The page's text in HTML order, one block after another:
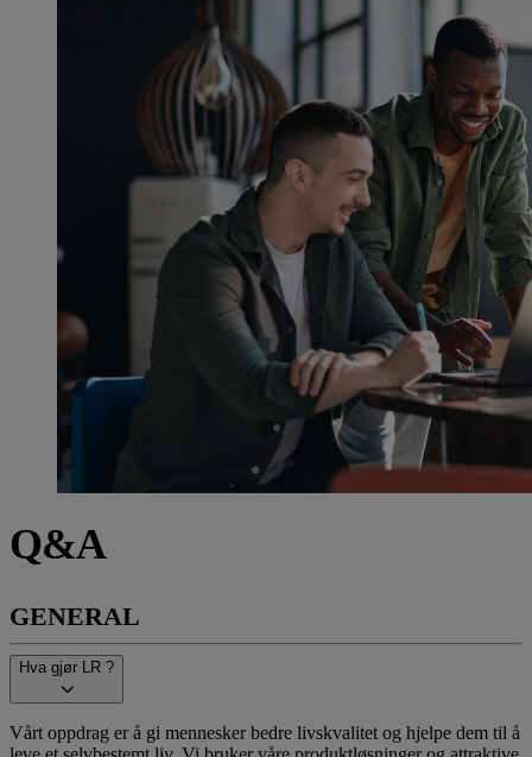
Q&A
GENERAL
Hva gjør LR ?
Vårt oppdrag er å gi mennesker bedre livskvalitet og hjelpe dem til å